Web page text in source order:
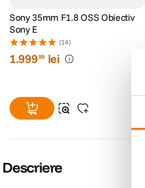
Sony 35mm F1.8 OSS Obiectiv
Sony E
(14)
1.99999 lei
Descriere